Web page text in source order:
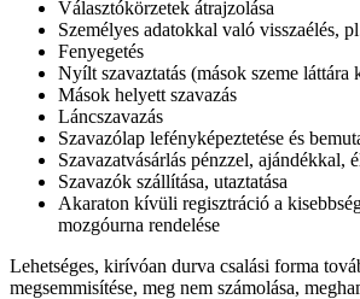
Választókörzetek átrajzolása
Személyes adatokkal való visszaélés,
Fenyegetés
Nyílt szavaztatás (mások szeme láttára
Mások helyett szavazás
Láncszavazás
Szavazólap lefényképeztetése és
Szavazatvásárlás pénzzel, ajándékkal,
Szavazók szállítása, utaztatása
Akaraton kívüli regisztráció a
mozgóurna rendelése
Lehetséges, kirívóan durva csalási forma
megsemmisítése, meg nem számolása,